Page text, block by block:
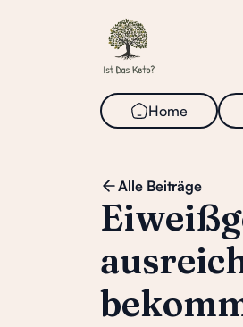
Home
Alle Beiträge